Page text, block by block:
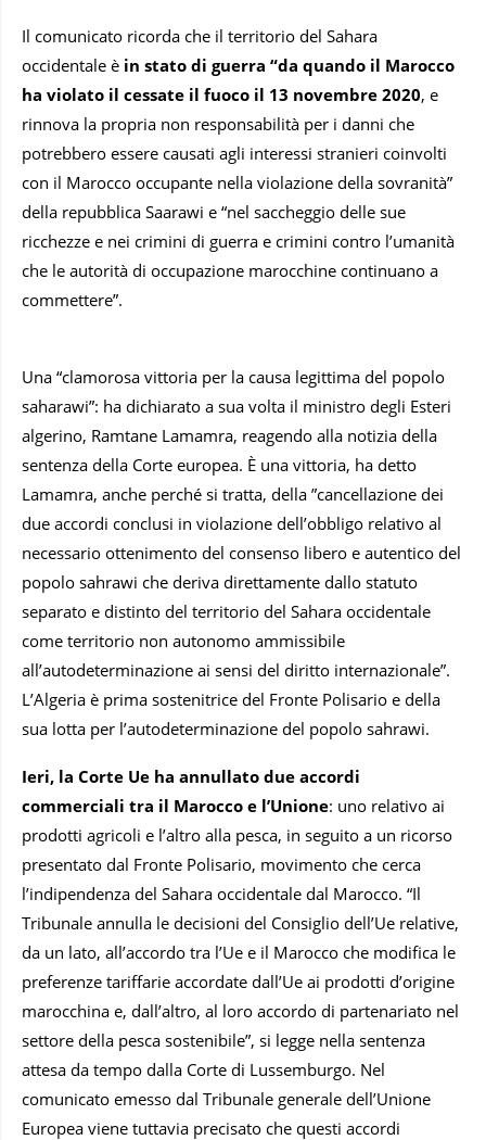
Il comunicato ricorda che il territorio del Sahara
occidentale è in stato di guerra “da quando il Marocco
ha violato il cessate il fuoco il 13 novembre 2020, e
rinnova la propria non responsabilità per i danni che
potrebbero essere causati agli interessi stranieri coinvolti
con il Marocco occupante nella violazione della sovranità”
della repubblica Saarawi e “nel saccheggio delle sue
ricchezze e nei crimini di guerra e crimini contro l’umanità
che le autorità di occupazione marocchine continuano a
commettere”.
Una “clamorosa vittoria per la causa legittima del popolo
saharawi”: ha dichiarato a sua volta il ministro degli Esteri
algerino, Ramtane Lamamra, reagendo alla notizia della
sentenza della Corte europea. È una vittoria, ha detto
Lamamra, anche perché si tratta, della ”cancellazione dei
due accordi conclusi in violazione dell’obbligo relativo al
necessario ottenimento del consenso libero e autentico del
popolo sahrawi che deriva direttamente dallo statuto
separato e distinto del territorio del Sahara occidentale
come territorio non autonomo ammissibile
all’autodeterminazione ai sensi del diritto internazionale”.
L’Algeria è prima sostenitrice del Fronte Polisario e della
sua lotta per l’autodeterminazione del popolo sahrawi.
Ieri, la Corte Ue ha annullato due accordi
commerciali tra il Marocco e l’Unione: uno relativo ai
prodotti agricoli e l’altro alla pesca, in seguito a un ricorso
presentato dal Fronte Polisario, movimento che cerca
l’indipendenza del Sahara occidentale dal Marocco. “Il
Tribunale annulla le decisioni del Consiglio dell’Ue relative,
da un lato, all’accordo tra l’Ue e il Marocco che modifica le
preferenze tariffarie accordate dall’Ue ai prodotti d’origine
marocchina e, dall’altro, al loro accordo di partenariato nel
settore della pesca sostenibile”, si legge nella sentenza
attesa da tempo dalla Corte di Lussemburgo. Nel
comunicato emesso dal Tribunale generale dell’Unione
Europea viene tuttavia precisato che questi accordi